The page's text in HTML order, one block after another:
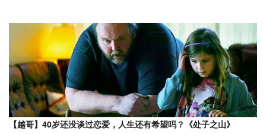
【越哥】40岁还没谈过恋爱，人生还有希望吗？《处子之山》